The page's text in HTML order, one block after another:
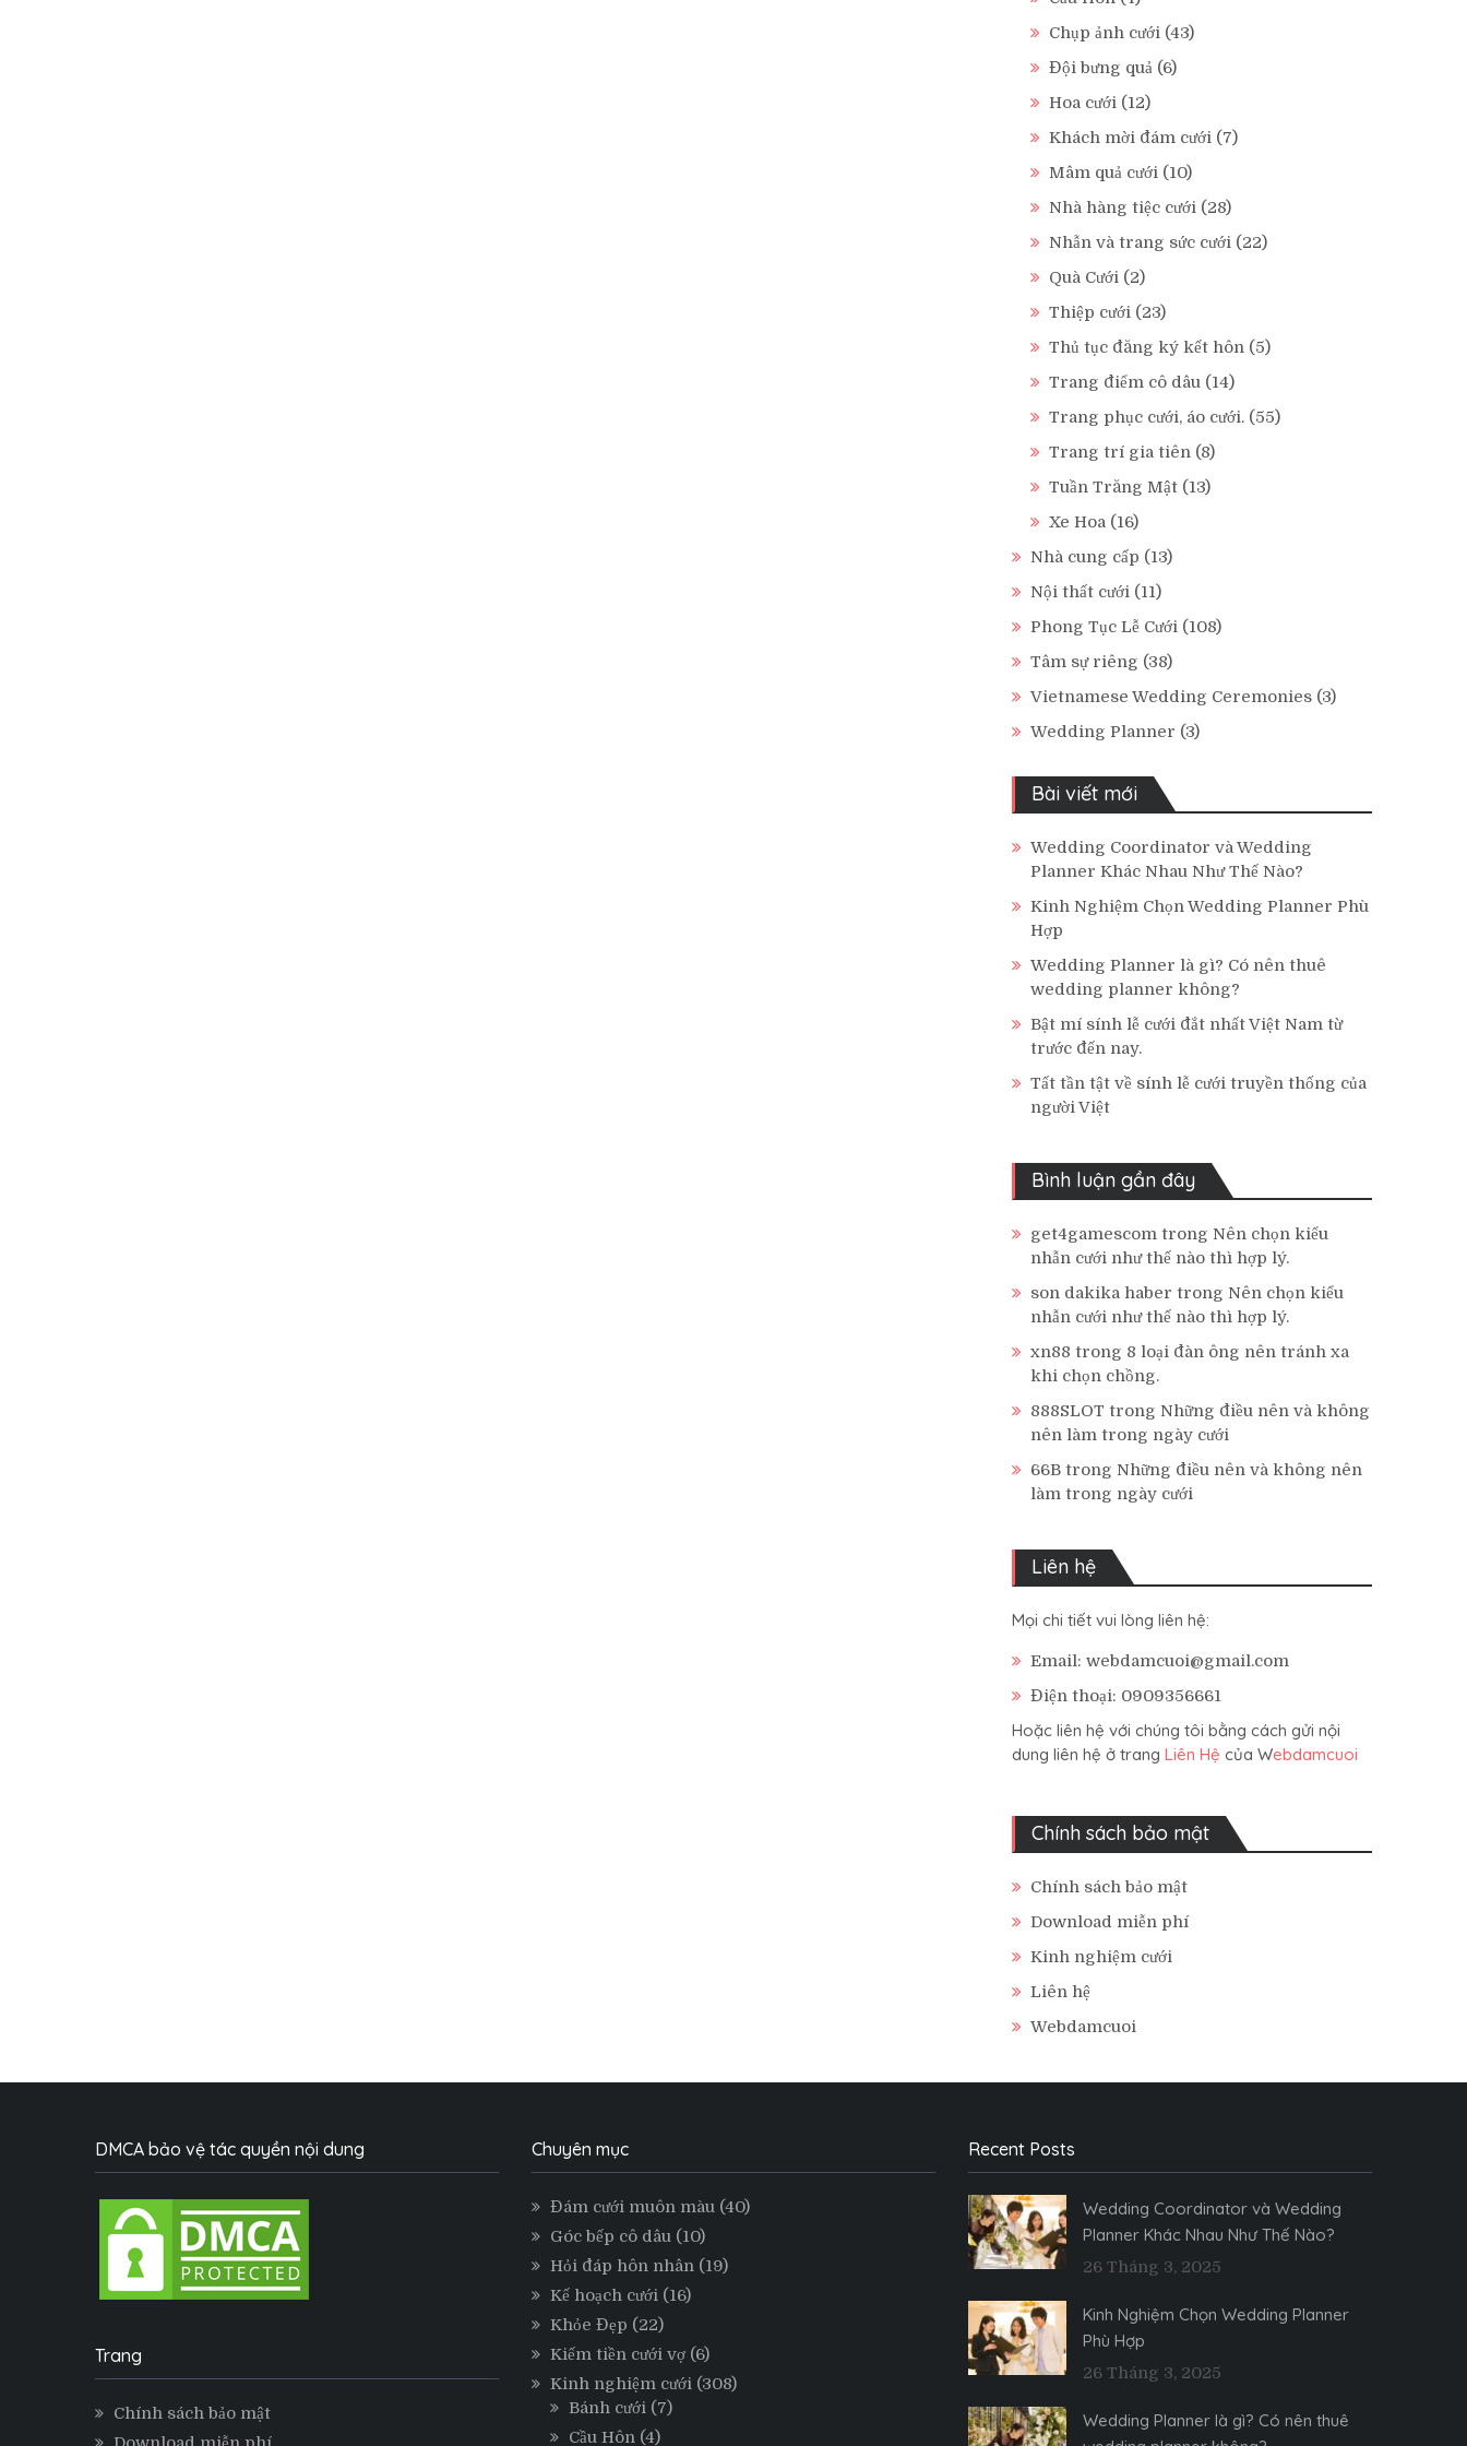
Chụp ảnh cưới (43)
Đội bưng quả (6)
Hoa cưới (12)
Khách mời đám cưới (7)
Mâm quả cưới (10)
Nhà hàng tiệc cưới (28)
Nhẫn và trang sức cưới (22)
Quà Cưới (2)
Thiệp cưới (23)
Thủ tục đăng ký kết hôn (5)
Trang điểm cô dâu (14)
Trang phục cưới, áo cưới. (55)
Trang trí gia tiên (8)
Tuần Trăng Mật (13)
Xe Hoa (16)
Nhà cung cấp (13)
Nội thất cưới (11)
Phong Tục Lễ Cưới (108)
Tâm sự riêng (38)
Vietnamese Wedding Ceremonies (3)
Wedding Planner (3)
Bài viết mới
Wedding Coordinator và Wedding
Planner Khác Nhau Như Thế Nào?
Kinh Nghiệm Chọn Wedding Planner Phù
Hợp
Wedding Planner là gì? Có nên thuê
wedding planner không?
Bật mí sính lễ cưới đắt nhất Việt Nam từ
trước đến nay.
Tất tần tật về sính lễ cưới truyền thống của
người Việt
Bình luận gần đây
get4gamescom trong Nên chọn kiểu
nhẫn cưới như thế nào thì hợp lý.
son dakika haber trong Nên chọn kiểu
nhẫn cưới như thế nào thì hợp lý.
xn88 trong 8 loại đàn ông nên tránh xa
khi chọn chồng.
888SLOT trong Những điều nên và không
nên làm trong ngày cưới
66B trong Những điều nên và không nên
làm trong ngày cưới
Liên hệ
Mọi chi tiết vui lòng liên hệ:
Email: webdamcuoi@gmail.com
Điện thoại: 0909356661
Hoặc liên hệ với chúng tôi bằng cách gửi nội
dung liên hệ ở trang Liên Hệ của Webdamcuoi
Chính sách bảo mật
Chính sách bảo mật
Download miễn phí
Kinh nghiệm cưới
Liên hệ
Webdamcuoi
DMCA bảo vệ tác quyền nội dung
Trang
Chính sách bảo mật
Chuyên mục
Đám cưới muôn màu(40)
Góc bếp cô dâu(10)
Hỏi đáp hôn nhân(19)
Kế hoạch cưới(16)
Khỏe Đẹp (22)
Kiếm tiền cưới vợ(6)
Kinh nghiệm cưới(308)
Bánh cưới(7)
Cầu Hôn(4)
Recent Posts
Wedding Coordinator và Wedding
Planner Khác Nhau Như Thế Nào?
26 Tháng 3, 2025
Kinh Nghiệm Chọn Wedding Planner
Phù Hợp
26 Tháng 3, 2025
Wedding Planner là gì? Có nên thuê